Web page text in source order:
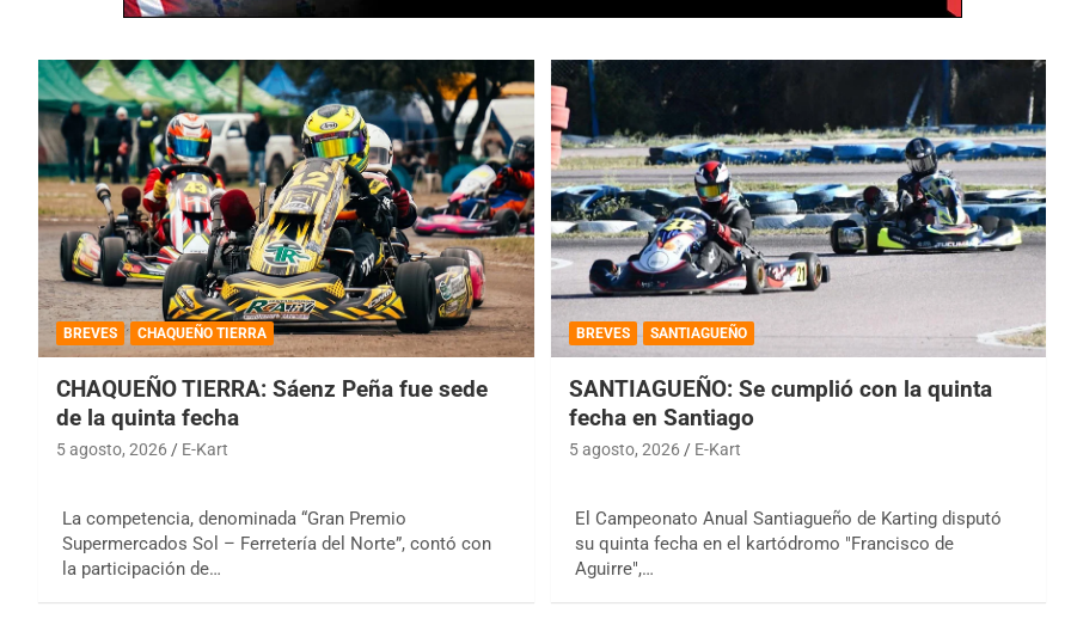
BREVES CHAQUEÑO TIERRA
CHAQUEÑO TIERRA: Sáenz Peña fue sede
de la quinta fecha
5 agosto, 2026 E-Kart
La competencia, denominada “Gran Premio
Supermercados Sol – Ferretería del Norte”, contó con
la participación de…
BREVES SANTIAGUEÑO
SANTIAGUEÑO: Se cumplió con la quinta
fecha en Santiago
5 agosto, 2026 E-Kart
El Campeonato Anual Santiagueño de Karting disputó
su quinta fecha en el kartódromo "Francisco de
Aguirre",…